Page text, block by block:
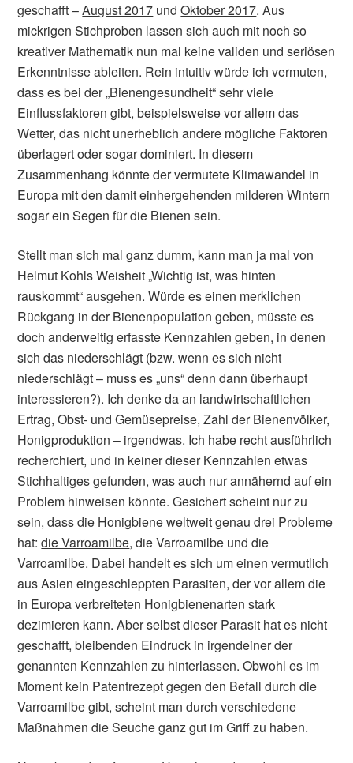
geschafft –August 2017 undOktober 2017. Aus
mickrigen Stichproben lassen sich auch mit noch so
kreativer Mathematik nun mal keine validen und seriösen
Erkenntnisse ableiten. Rein intuitiv würde ich vermuten,
dass es bei der „Bienengesundheit“ sehr viele
Einflussfaktoren gibt, beispielsweise vor allem das
Wetter, das nicht unerheblich andere mögliche Faktoren
überlagert oder sogar dominiert. In diesem
Zusammenhang könnte der vermutete Klimawandel in
Europa mit den damit einhergehenden milderen Wintern
sogar ein Segen für die Bienen sein.
Stellt man sich mal ganz dumm, kann man ja mal von
Helmut Kohls Weisheit „Wichtig ist, was hinten
rauskommt“ ausgehen. Würde es einen merklichen
Rückgang in der Bienenpopulation geben, müsste es
doch anderweitig erfasste Kennzahlen geben, in denen
sich das niederschlägt (bzw. wenn es sich nicht
niederschlägt – muss es „uns“ denn dann überhaupt
interessieren?). Ich denke da an landwirtschaftlichen
Ertrag, Obst- und Gemüsepreise, Zahl der Bienenvölker,
Honigproduktion – irgendwas. Ich habe recht ausführlich
recherchiert, und in keiner dieser Kennzahlen etwas
Stichhaltiges gefunden, was auch nur annähernd auf ein
Problem hinweisen könnte. Gesichert scheint nur zu
sein, dass die Honigbiene weltweit genau drei Probleme
hat:die Varroamilbe, die Varroamilbe und die
Varroamilbe. Dabei handelt es sich um einen vermutlich
aus Asien eingeschleppten Parasiten, der vor allem die
in Europa verbreiteten Honigbienenarten stark
dezimieren kann. Aber selbst dieser Parasit hat es nicht
geschafft, bleibenden Eindruck in irgendeiner der
genannten Kennzahlen zu hinterlassen. Obwohl es im
Moment kein Patentrezept gegen den Befall durch die
Varroamilbe gibt, scheint man durch verschiedene
Maßnahmen die Seuche ganz gut im Griff zu haben.